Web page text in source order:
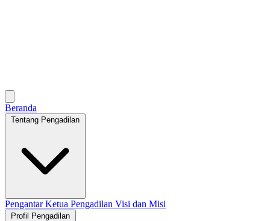
Beranda
Tentang Pengadilan
Pengantar Ketua Pengadilan Visi dan Misi
Profil Pengadilan